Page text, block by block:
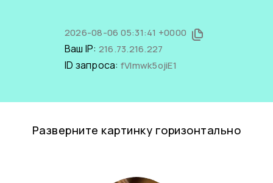
2026-08-06 05:31:41 +0000
Ваш IP: 216.73.216.227
ID запроса: fVImwk5ojiE1
Разверните картинку горизонтально